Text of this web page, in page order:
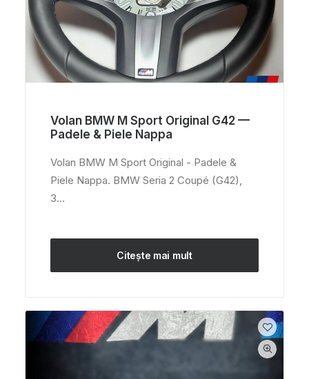
Volan BMW M Sport Original G42 —
Padele & Piele Nappa
Volan BMW M Sport Original - Padele &
Piele Nappa. BMW Seria 2 Coupé (G42),
3…
Citește mai mult